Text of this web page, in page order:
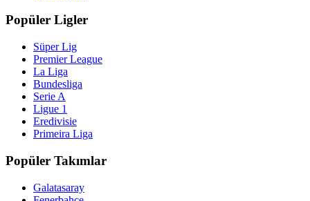
Popüler Ligler
Süper Lig
Premier League
La Liga
Bundesliga
Serie A
Ligue 1
Eredivisie
Primeira Liga
Popüler Takımlar
Galatasaray